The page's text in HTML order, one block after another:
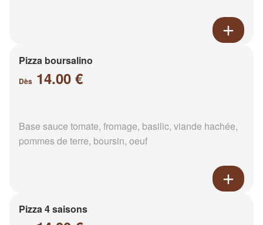
Pizza boursalino
Dès 14.00 €
Base sauce tomate, fromage, basilic, viande hachée,
pommes de terre, boursin, oeuf
Pizza 4 saisons